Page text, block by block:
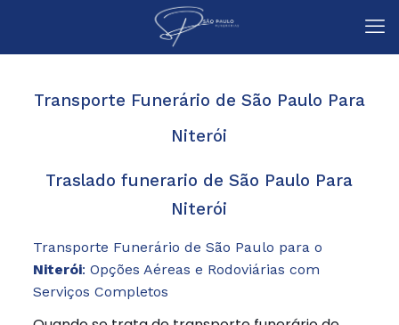
Transporte Funerário de São Paulo Para
Niterói
Traslado funerario de São Paulo Para
Niterói
Transporte Funerário de São Paulo para o
Niterói: Opções Aéreas e Rodoviárias com
Serviços Completos